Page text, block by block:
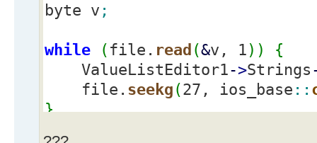
byte v ;
while ( file. read (&v, 1 ) )
{
ValueListEditor1->Strings
file. seekg (27, ios_base ::
}